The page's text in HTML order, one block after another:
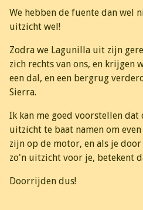
We hebben de fuente dan wel
uitzicht wel!
Zodra we Lagunilla uit zijn
zich rechts van ons, en krijgen
een dal, en een bergrug
Sierra.
Ik kan me goed voorstellen
uitzicht te baat namen om
zijn op de motor, en als je
zo'n uitzicht voor je, betekent
Doorrijden dus!